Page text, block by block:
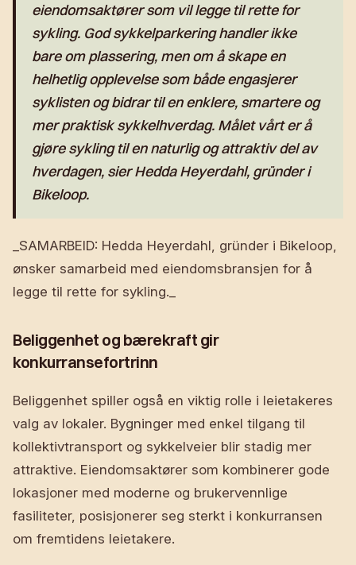
eiendomsaktører som vil legge til rette for
sykling. God sykkelparkering handler ikke
bare om plassering, men om å skape en
helhetlig opplevelse som både engasjerer
syklisten og bidrar til en enklere, smartere og
mer praktisk sykkelhverdag. Målet vårt er å
gjøre sykling til en naturlig og attraktiv del av
hverdagen, sier Hedda Heyerdahl, gründer i
Bikeloop.
_SAMARBEID: Hedda Heyerdahl, gründer i Bikeloop,
ønsker samarbeid med eiendomsbransjen for å
legge til rette for sykling._
Beliggenhet og bærekraft gir
konkurransefortrinn
Beliggenhet spiller også en viktig rolle i leietakeres
valg av lokaler. Bygninger med enkel tilgang til
kollektivtransport og sykkelveier blir stadig mer
attraktive. Eiendomsaktører som kombinerer gode
lokasjoner med moderne og brukervennlige
fasiliteter, posisjonerer seg sterkt i konkurransen
om fremtidens leietakere.